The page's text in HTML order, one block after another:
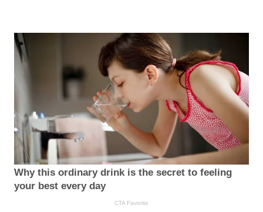
Why this ordinary drink is the secret to feeling
your best every day
CTA Favorite